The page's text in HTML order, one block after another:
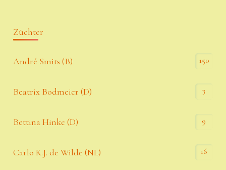
Züchter
André Smits (B) 150
Beatrix Bodmeier (D) 3
Bettina Hinke (D) 9
Carlo K.J. de Wilde (NL) 16